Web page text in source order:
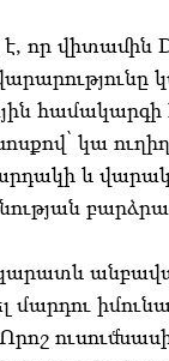
որ վիտամին
կա
և
մարդու